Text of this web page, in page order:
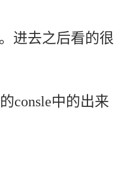
进去之后看的很
consle中的出来